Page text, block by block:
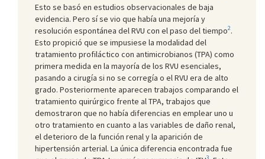
Esto se basó en estudios observacionales de baja
evidencia. Pero sí se vio que había una mejoría y
resolución espontánea del RVU con el paso del tiempo2.
Esto propició que se impusiese la modalidad del
tratamiento profiláctico con antimicrobianos (TPA) como
primera medida en la mayoría de los RVU esenciales,
pasando a cirugía si no se corregía o el RVU era de alto
grado. Posteriormente aparecen trabajos comparando el
tratamiento quirúrgico frente al TPA, trabajos que
demostraron que no había diferencias en emplear uno u
otro tratamiento en cuanto a las variables de daño renal,
el deterioro de la función renal y la aparición de
hipertensión arterial. La única diferencia encontrada fue